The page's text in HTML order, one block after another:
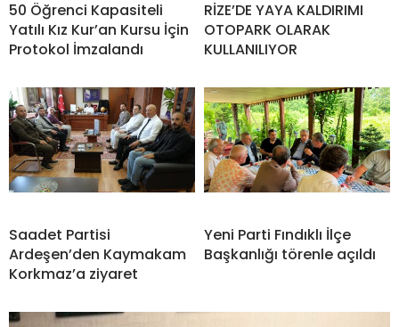
50 Öğrenci Kapasiteli
Yatılı Kız Kur’an Kursu İçin
Protokol İmzalandı
RİZE’DE YAYA KALDIRIMI
OTOPARK OLARAK
KULLANILIYOR
Saadet Partisi
Ardeşen’den Kaymakam
Korkmaz’a ziyaret
Yeni Parti Fındıklı İlçe
Başkanlığı törenle açıldı